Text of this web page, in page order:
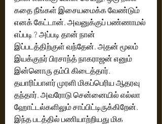
கதை நீங்கள் இசையமைக்க வேண்டும்
எனக் கேட்டான். அவனுக்குப் பண்ணாமல்
எப்படி ? அப்படி தான் நான்
இப்படத்திற்குள் வந்தேன். அதன் மூலம்
இயக்குநர் பிரசாந்த் நாகராஜன் எனும்
இன்னொரு தம்பி கிடைத்தார்.
தயாரிப்பாளர் முரளி மிகப்பெரிய ஆதரவு
தந்தார். அவரோடு சென்னையில் எல்லா
ஹோட்டல்களிலும் சாப்பிட்டிருக்கிறேன்.
இந்த படத்தில் பணியாற்றியது மிக